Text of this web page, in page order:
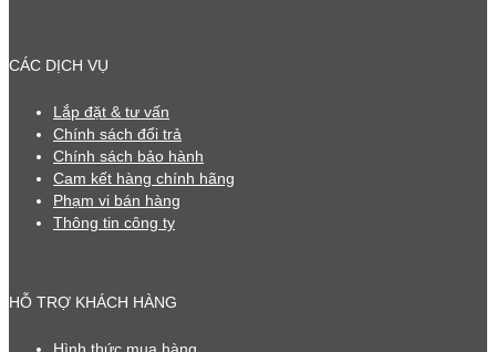
CÁC DỊCH VỤ
Lắp đặt & tư vấn
Chính sách đổi trả
Chính sách bảo hành
Cam kết hàng chính hãng
Phạm vi bán hàng
Thông tin công ty
HỖ TRỢ KHÁCH HÀNG